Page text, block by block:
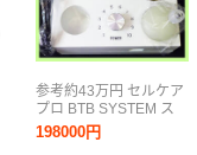
参考約43万円 セルケア
プロ BTB SYSTEM ス
ーパーセルコンプロ
Cell Care Pro セルライ
198000円